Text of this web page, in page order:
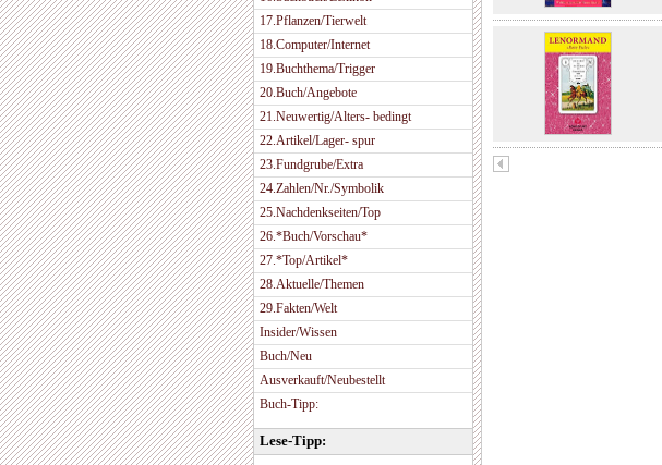
17.Pflanzen/Tierwelt
18.Computer/Internet
19.Buchthema/Trigger
20.Buch/Angebote
21.Neuwertig/Alters- bedingt
22.Artikel/Lager- spur
23.Fundgrube/Extra
24.Zahlen/Nr./Symbolik
25.Nachdenkseiten/Top
26.*Buch/Vorschau*
27.*Top/Artikel*
28.Aktuelle/Themen
29.Fakten/Welt
Insider/Wissen
Buch/Neu
Ausverkauft/Neubestellt
Buch-Tipp:
Lese-Tipp: